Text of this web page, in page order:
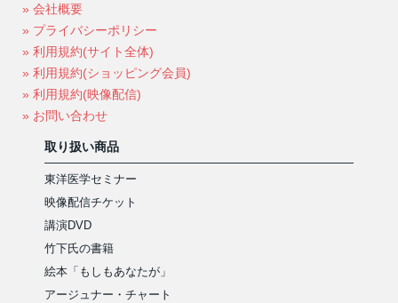
» 会社概要
» プライバシーポリシー
» 利用規約(サイト全体)
» 利用規約(ショッピング会員)
» 利用規約(映像配信)
» お問い合わせ
取り扱い商品
東洋医学セミナー
映像配信チケット
講演DVD
竹下氏の書籍
絵本「もしもあなたが」
アージュナー・チャート